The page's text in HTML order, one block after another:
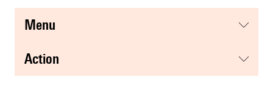
menu
action